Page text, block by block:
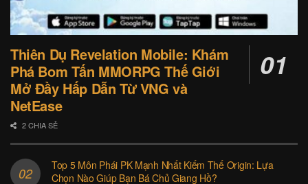
Thiên Dụ Revelation Mobile: Khám
Phá Bom Tấn MMORPG Thế Giới
Mở Đầy Hấp Dẫn Từ VNG và
NetEase
2 CHIA SẺ
Top 5 Môn Phái PK Mạnh Nhất Kiếm Thế Origin: Lựa
Chọn Nào Giúp Bạn Bá Chủ Giang Hồ?